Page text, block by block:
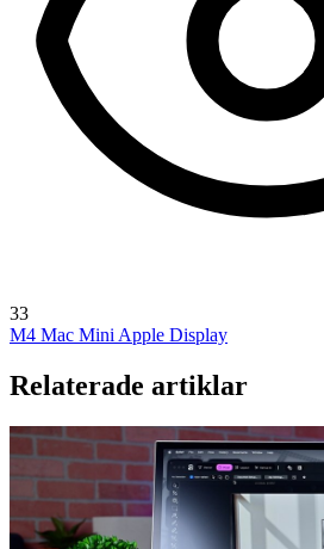
33
M4 Mac Mini Apple Display
Relaterade artiklar